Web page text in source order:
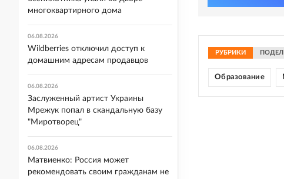
РУБРИКИ
Образование
многоквартирного дома
06.08.2026
Wildberries отключил доступ к
домашним адресам продавцов
06.08.2026
Заслуженный артист Украины
Мрежук попал в скандальную базу
"Миротворец"
06.08.2026
Матвиенко: Россия может
рекомендовать своим гражданам не